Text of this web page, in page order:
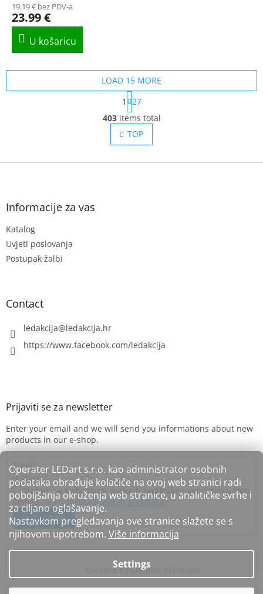
Operater LEDart s.r.o. kao administrator osobnih
podataka obrađuje kolačiće na ovoj web stranici radi
poboljšanja okruženja web stranice, u analitičke svrhe i
za ciljano oglašavanje.
Nastavkom pregledavanja ove stranice slažete se s
njihovom upotrebom. Više informacija
Settings
19.19 € bez PDV-a
23.99 €
L
i
s
t
n
LOAD 15 MORE
P
a
g
i
n
a
i
1
27
403items total
TOP
F
Informacije za vas
Katalog
Uvjeti poslovanja
Postupak žalbi
Contact
ledakcija@ledakcija.hr
https://www.facebook.com/ledakcija
Enter your email and we will send you informations about new
products in our e-shop.
Email
Slažem se s obradom osobnih podataka navedenih u tom
smisluUvjeti zaštite osobnih podataka.
SUBSCRIBE
Created by Shoptet Premium